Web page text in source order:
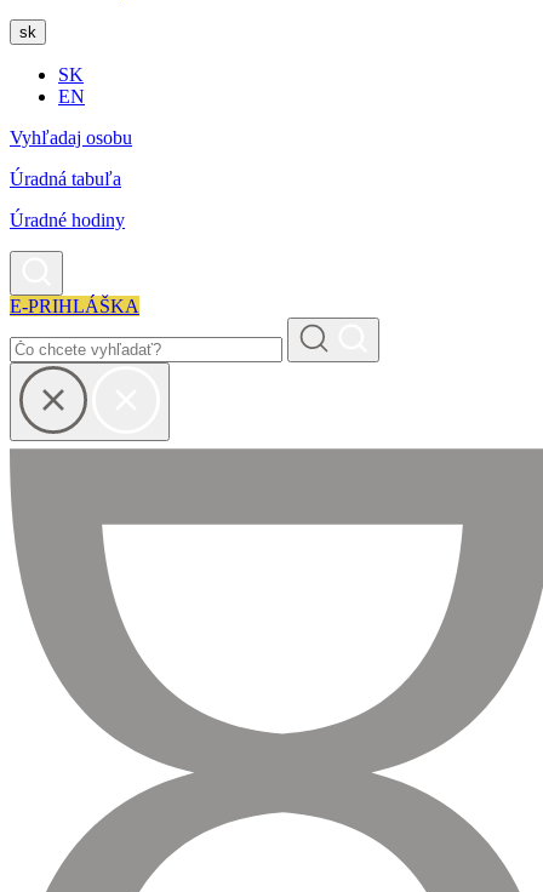
sk
SK
EN
Vyhľadaj osobu
Úradná tabuľa
Úradné hodiny
E-PRIHLÁŠKA